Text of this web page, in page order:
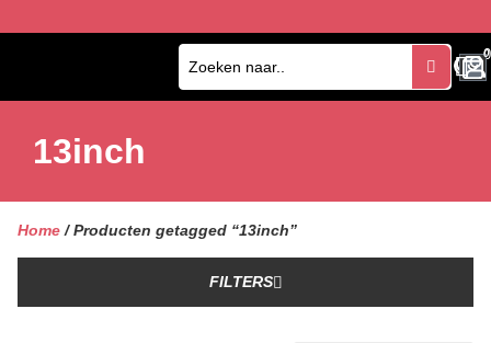
0
0
13inch
Home / Producten getagged “13inch”
FILTERS